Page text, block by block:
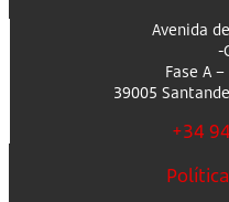
Avenida
-
Fase A
39005
+34